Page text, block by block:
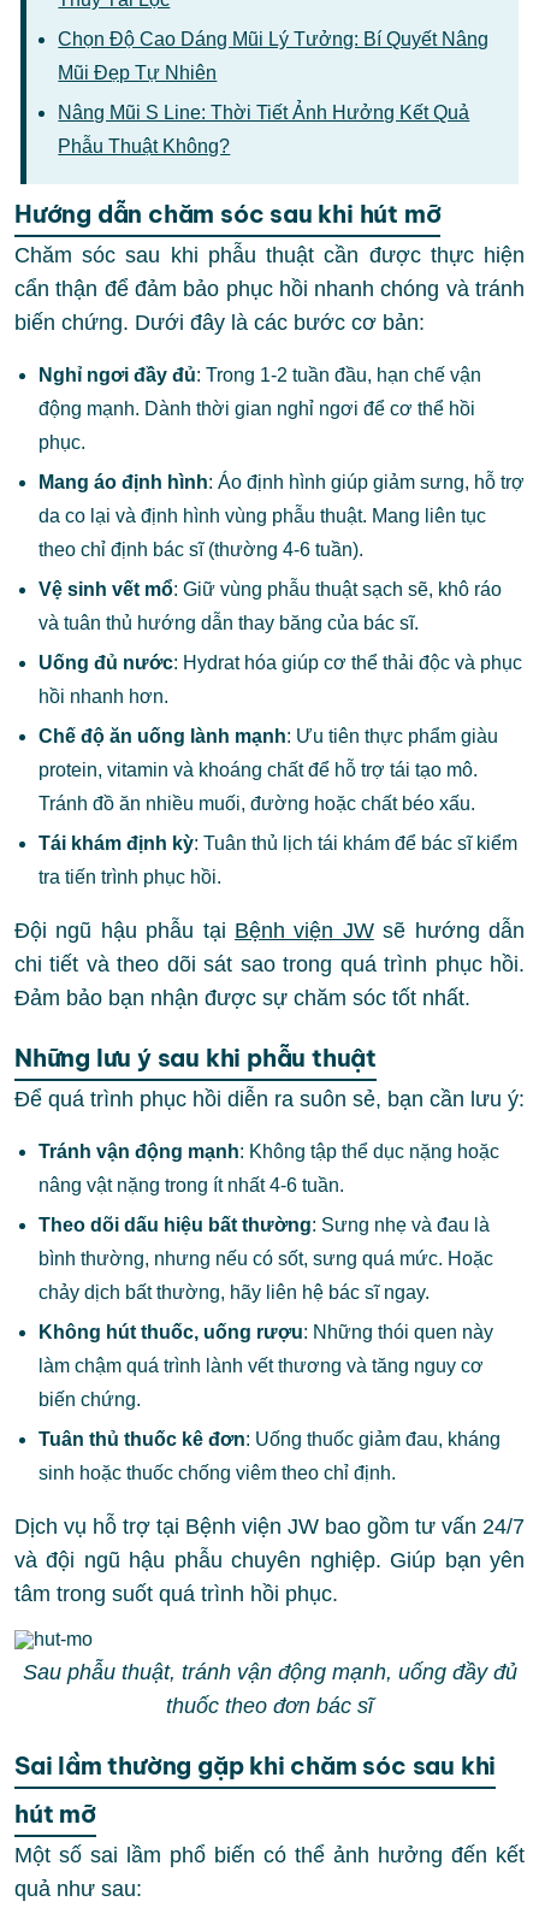
Chọn Độ Cao Dáng Mũi Lý Tưởng: Bí Quyết Nâng
Mũi Đẹp Tự Nhiên
Nâng Mũi S Line: Thời Tiết Ảnh Hưởng Kết Quả
Phẫu Thuật Không?
Hướng dẫn chăm sóc sau khi hút mỡ
Chăm sóc sau khi phẫu thuật cần được thực hiện
cẩn thận để đảm bảo phục hồi nhanh chóng và tránh
biến chứng. Dưới đây là các bước cơ bản:
Nghỉ ngơi đầy đủ: Trong 1-2 tuần đầu, hạn chế vận
động mạnh. Dành thời gian nghỉ ngơi để cơ thể hồi
phục.
Mang áo định hình: Áo định hình giúp giảm sưng, hỗ trợ
da co lại và định hình vùng phẫu thuật. Mang liên tục
theo chỉ định bác sĩ (thường 4-6 tuần).
Vệ sinh vết mổ: Giữ vùng phẫu thuật sạch sẽ, khô ráo
và tuân thủ hướng dẫn thay băng của bác sĩ.
Uống đủ nước: Hydrat hóa giúp cơ thể thải độc và phục
hồi nhanh hơn.
Chế độ ăn uống lành mạnh: Ưu tiên thực phẩm giàu
protein, vitamin và khoáng chất để hỗ trợ tái tạo mô.
Tránh đồ ăn nhiều muối, đường hoặc chất béo xấu.
Tái khám định kỳ: Tuân thủ lịch tái khám để bác sĩ kiểm
tra tiến trình phục hồi.
Đội ngũ hậu phẫu tại Bệnh viện JWsẽ hướng dẫn
chi tiết và theo dõi sát sao trong quá trình phục hồi.
Đảm bảo bạn nhận được sự chăm sóc tốt nhất.
Những lưu ý sau khi phẫu thuật
Để quá trình phục hồi diễn ra suôn sẻ, bạn cần lưu ý:
Tránh vận động mạnh: Không tập thể dục nặng hoặc
nâng vật nặng trong ít nhất 4-6 tuần.
Theo dõi dấu hiệu bất thường: Sưng nhẹ và đau là
bình thường, nhưng nếu có sốt, sưng quá mức. Hoặc
chảy dịch bất thường, hãy liên hệ bác sĩ ngay.
Không hút thuốc, uống rượu: Những thói quen này
làm chậm quá trình lành vết thương và tăng nguy cơ
biến chứng.
Tuân thủ thuốc kê đơn: Uống thuốc giảm đau, kháng
sinh hoặc thuốc chống viêm theo chỉ định.
Dịch vụ hỗ trợ tại Bệnh viện JW bao gồm tư vấn 24/7
và đội ngũ hậu phẫu chuyên nghiệp. Giúp bạn yên
tâm trong suốt quá trình hồi phục.
Sau phẫu thuật, tránh vận động mạnh, uống đầy đủ
thuốc theo đơn bác sĩ
Sai lầm thường gặp khi chăm sóc sau khi
hút mỡ
Một số sai lầm phổ biến có thể ảnh hưởng đến kết
quả như sau: